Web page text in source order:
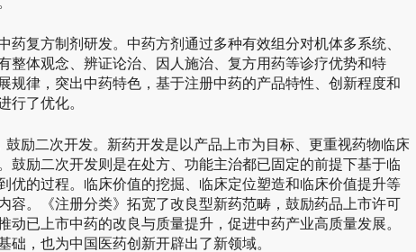
药复方制剂研发。中药方剂通过多种有效组分对机体多系统、
整体观念、辨证论治、因人施治、复方用药等诊疗优势和特
规律，突出中药特色，基于注册中药的产品特性、创新程度和
行了优化。
鼓励二次开发。新药开发是以产品上市为目标、更重视药物临床
鼓励二次开发则是在处方、功能主治都已固定的前提下基于临
优的过程。临床价值的挖掘、临床定位塑造和临床价值提升等
容。《注册分类》拓宽了改良型新药范畴，鼓励药品上市许可
动已上市中药的改良与质量提升，促进中药产业高质量发展。
础，也为中国医药创新开辟出了新领域。